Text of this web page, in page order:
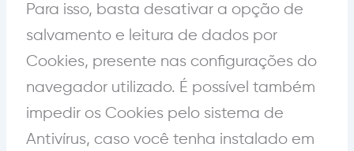
Para isso, basta desativar a opção de
salvamento e leitura de dados por
Cookies, presente nas configurações do
navegador utilizado. É possível também
impedir os Cookies pelo sistema de
Antivírus, caso você tenha instalado em